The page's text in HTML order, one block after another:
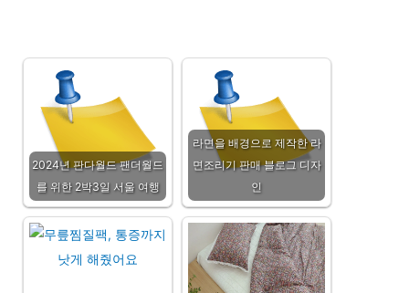
2024년 판다월드 팬더월드
를 위한 2박3일 서울 여행
라면을 배경으로 제작한 라
면조리기 판매 블로그 디자
인